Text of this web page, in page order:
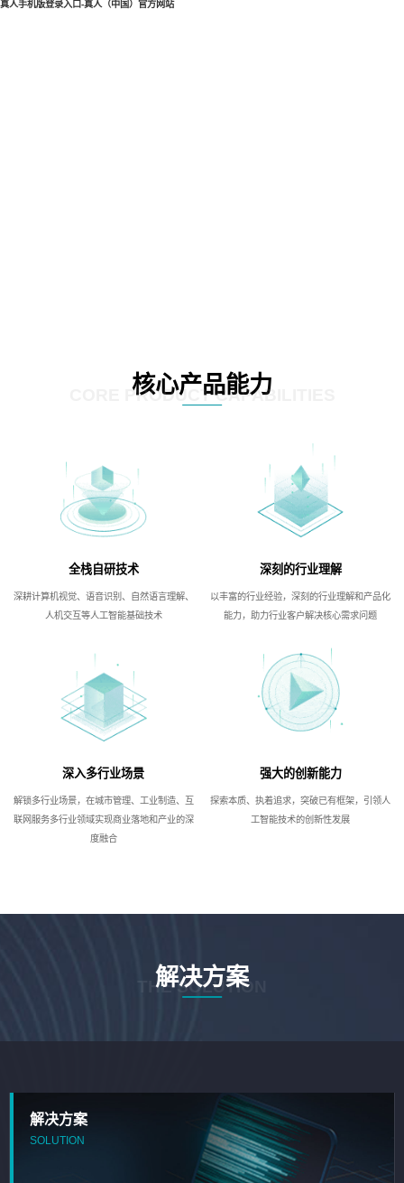
真人手机版登录入口-真人（中国）官方网站
核心产品能力
CORE PRODUCT CAPABILITIES
全栈自研技术
深耕计算机视觉、语音识别、自然语言理解、
人机交互等人工智能基础技术
深刻的行业理解
以丰富的行业经验，深刻的行业理解和产品化
能力，助力行业客户解决核心需求问题
深入多行业场景
解锁多行业场景，在城市管理、工业制造、互
联网服务多行业领域实现商业落地和产业的深
度融合
强大的创新能力
探索本质、执着追求，突破已有框架，引领人
工智能技术的创新性发展
解决方案
THE SOLUTION
解决方案
SOLUTION